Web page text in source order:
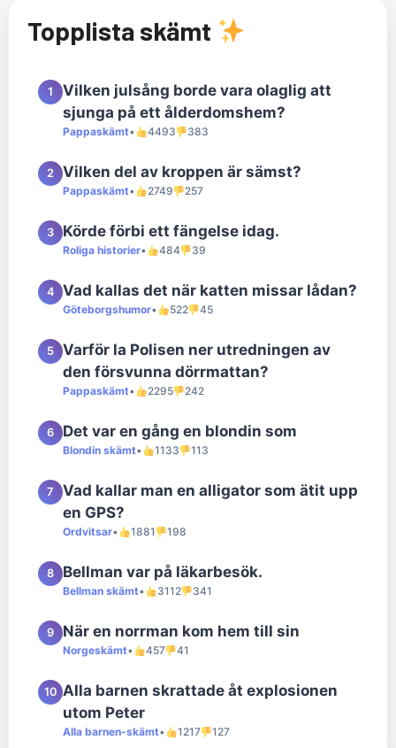
Topplista skämt
1
Vilken julsång borde vara olaglig att
sjunga på ett ålderdomshem?
Pappaskämt• 4493 383
2 Vilken del av kroppen är sämst?
Pappaskämt• 2749 257
3 Körde förbi ett fängelse idag.
Roliga historier• 484 39
4 Vad kallas det när katten missar lådan?
Göteborgshumor• 522 45
5
Varför la Polisen ner utredningen av
den försvunna dörrmattan?
Pappaskämt• 2295 242
6 Det var en gång en blondin som
Blondin skämt• 1133 113
7
Vad kallar man en alligator som ätit upp
en GPS?
Ordvitsar• 1881 198
8 Bellman var på läkarbesök.
Bellman skämt• 3112 341
9 När en norrman kom hem till sin
Norgeskämt• 457 41
10 Alla barnen skrattade åt explosionen
utom Peter
Alla barnen-skämt• 1217 127